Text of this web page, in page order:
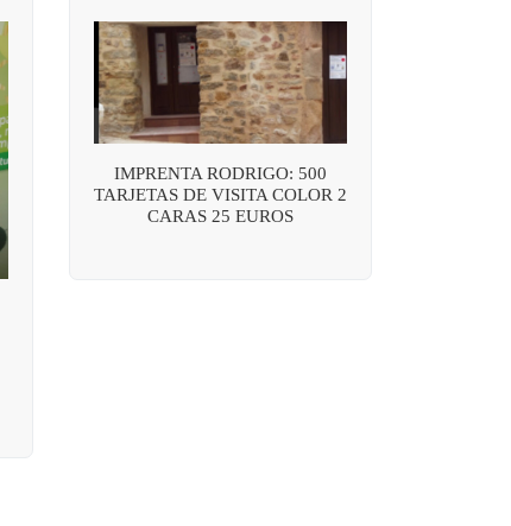
IMPRENTA RODRIGO: 500
TARJETAS DE VISITA COLOR 2
CARAS 25 EUROS